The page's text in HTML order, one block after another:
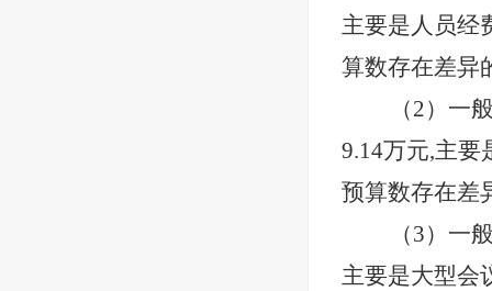
主要是人员经
算数存在差异
（2）一
9.14万元,主要
预算数存在差
（3）一
主要是大型会